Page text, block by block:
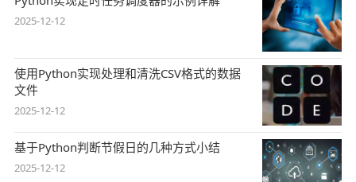
2025-12-12
使用Python实现处理和清洗CSV格式的数据
文件
2025-12-12
基于Python判断节假日的几种方式小结
2025-12-12